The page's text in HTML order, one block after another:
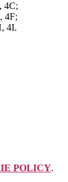
4C;
4F;
4I.
POLICY.